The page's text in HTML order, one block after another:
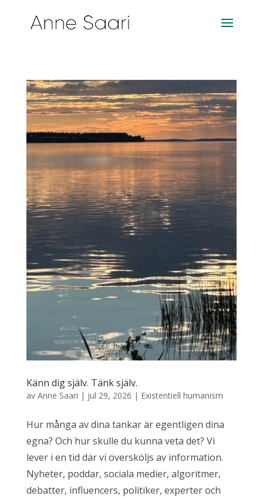
Känn dig själv. Tänk själv.
av Anne Saari | jul 29, 2026 | Existentiell humanism
Hur många av dina tankar är egentligen dina
egna? Och hur skulle du kunna veta det? Vi
lever i en tid där vi översköljs av information.
Nyheter, poddar, sociala medier, algoritmer,
debatter, influencers, politiker, experter och